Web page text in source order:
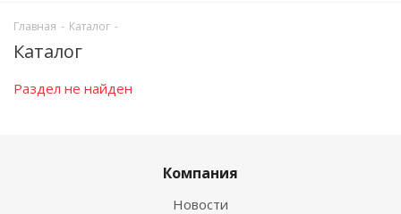
Главная - Каталог -
Каталог
Раздел не найден
Компания
Новости